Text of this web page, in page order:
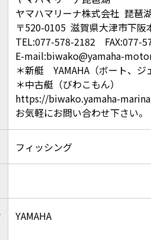
ヤマハマリーナ株式会社 琵琶
〒520-0105 滋賀県大津市下阪
TEL:077-578-2182 FAX:077-
E-mail:biwako@yamaha-
＊新艇 YAMAHA（ボート、ジ
＊中古艇（びわこもん）
https://biwako.yamaha-
お気軽にお問い合わせ下さい。​
フィッシング
YAMAHA